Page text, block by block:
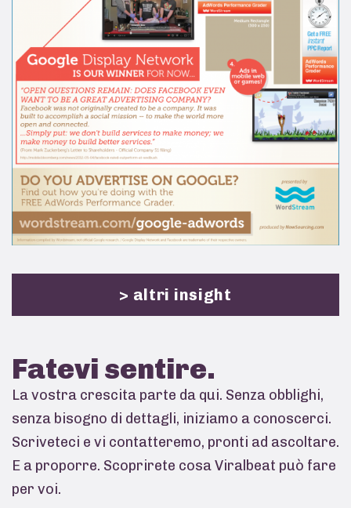
> altri insight
Fatevi sentire.
La vostra crescita parte da qui. Senza obblighi,
senza bisogno di dettagli, iniziamo a conoscerci.
Scriveteci e vi contatteremo, pronti ad ascoltare.
E a proporre. Scoprirete cosa Viralbeat può fare
per voi.